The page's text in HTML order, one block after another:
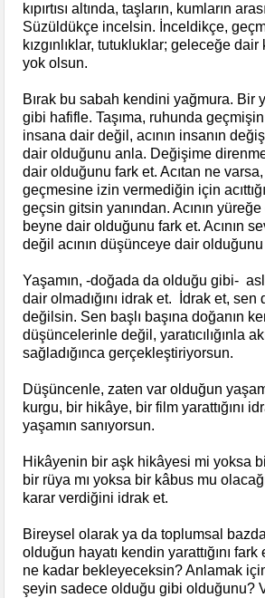
kıpırtısı altında, taşların, kumların
Süzüldükçe incelsin. İnceldikçe,
kızgınlıklar, tutukluklar; geleceğe
yok olsun.
Bırak bu sabah kendini yağmura. Bir
gibi hafifle. Taşıma, ruhunda geçmişin
insana dair değil, acının insanın
dair olduğunu anla. Değişime
dair olduğunu fark et. Acıtan ne
geçmesine izin vermediğin için
geçsin gitsin yanından. Acının yüreğe
beyne dair olduğunu fark et. Acının
değil acının düşünceye dair
Yaşamın, -doğada da olduğu gibi-
dair olmadığını idrak et. İdrak et, sen
değilsin. Sen başlı başına doğanın
düşüncelerinle değil, yaratıcılığınla
sağladığınca gerçekleştiriyorsun.
Düşüncenle, zaten var olduğun
kurgu, bir hikâye, bir film yarattığını
yaşamın sanıyorsun.
Hikâyenin bir aşk hikâyesi mi yoksa
bir rüya mı yoksa bir kâbus mu
karar verdiğini idrak et.
Bireysel olarak ya da toplumsal
olduğun hayatı kendin yarattığını
ne kadar bekleyeceksin? Anlamak
şeyin sadece olduğu gibi olduğunu?